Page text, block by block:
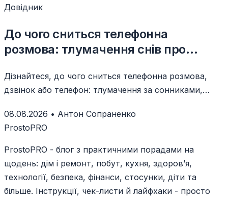
Довідник
До чого сниться телефонна
розмова: тлумачення снів про
Дізнайтеся, до чого сниться телефонна розмова,
дзвінок або телефон: тлумачення за сонниками,
08.08.2026 • Антон Сопраненко
ProstoPRO
ProstoPRO - блог з практичними порадами на
щодень: дім і ремонт, побут, кухня, здоров’я,
технології, безпека, фінанси, стосунки, діти та
більше. Інструкції, чек-листи й лайфхаки - просто